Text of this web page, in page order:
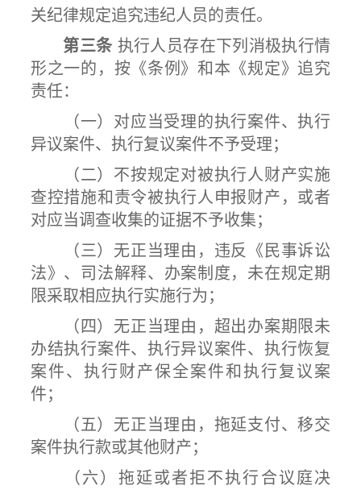
关纪律规定追究违纪人员的责任。
第三条 执行人员存在下列消极执行情
形之一的，按《条例》和本《规定》追究
责任：
（一）对应当受理的执行案件、执行
异议案件、执行复议案件不予受理；
（二）不按规定对被执行人财产实施
查控措施和责令被执行人申报财产，或者
对应当调查收集的证据不予收集；
（三）无正当理由，违反《民事诉讼
法》、司法解释、办案制度，未在规定期
限采取相应执行实施行为；
（四）无正当理由，超出办案期限未
办结执行案件、执行异议案件、执行恢复
案件、执行财产保全案件和执行复议案
件；
（五）无正当理由，拖延支付、移交
案件执行款或其他财产；
（六）拖延或者拒不执行合议庭决